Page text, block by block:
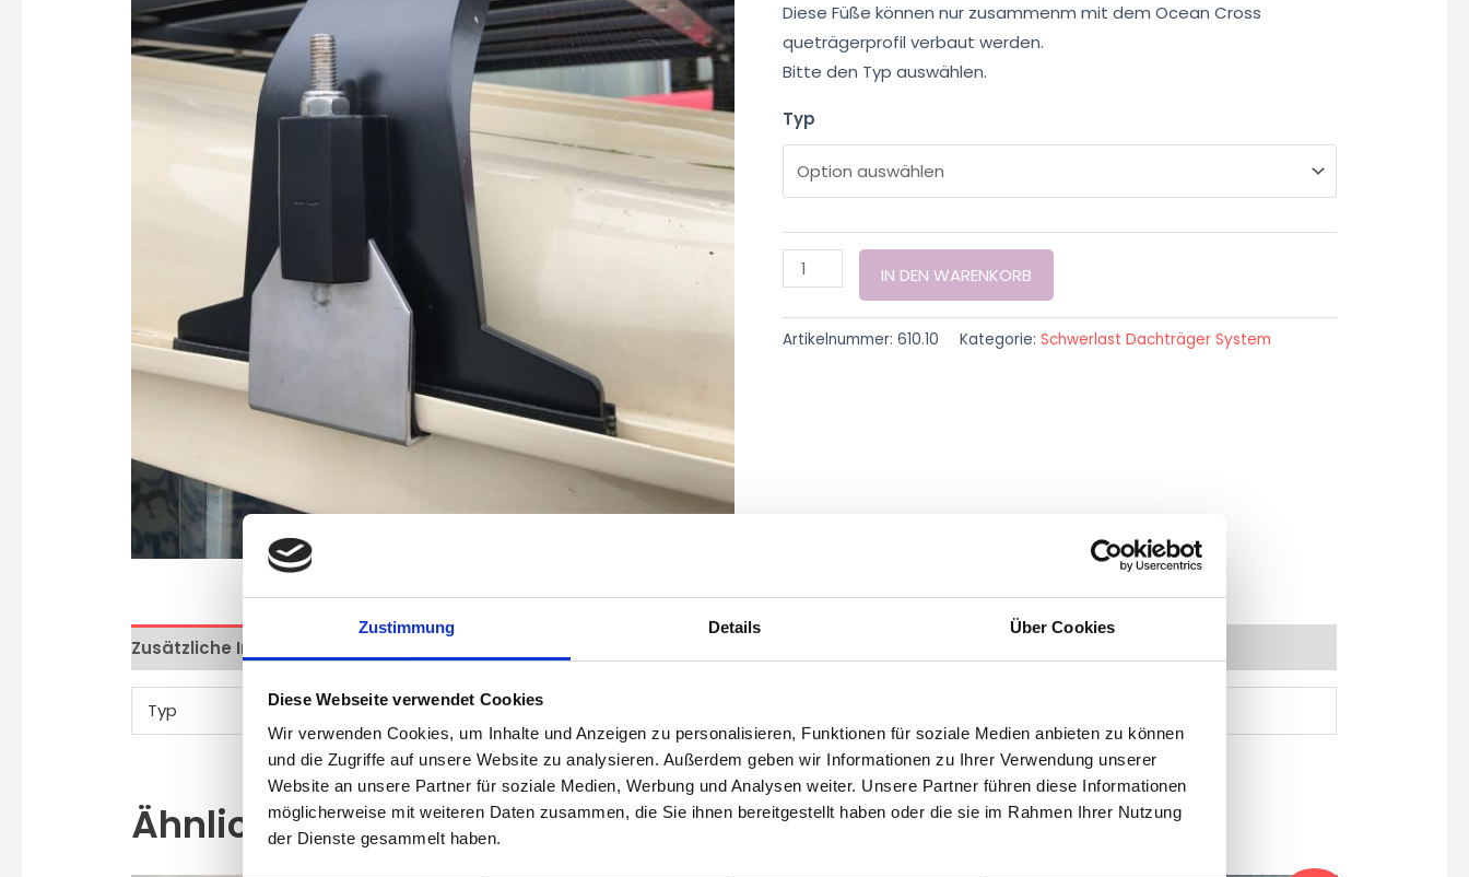
Zustimmung Details Über Cookies
Diese Webseite verwendet Cookies
Wir verwenden Cookies, um Inhalte und Anzeigen zu personalisieren, Funktionen für soziale Medien anbieten zu können
und die Zugriffe auf unsere Website zu analysieren. Außerdem geben wir Informationen zu Ihrer Verwendung unserer
Website an unsere Partner für soziale Medien, Werbung und Analysen weiter. Unsere Partner führen diese Informationen
möglicherweise mit weiteren Daten zusammen, die Sie ihnen bereitgestellt haben oder die sie im Rahmen Ihrer Nutzung
der Dienste gesammelt haben.
Diese Füße können nur zusammenm mit dem Ocean Cross
queträgerprofil verbaut werden.
Bitte den Typ auswählen.
Typ
IN DEN WARENKORB
Artikelnummer:610.10 Kategorie:Schwerlast Dachträger System
Zusätzliche Informationen
Typ TL Land Rover Defender, TM Mercedes G-Klasse, TV VW Bus
Ähnliche Produkte